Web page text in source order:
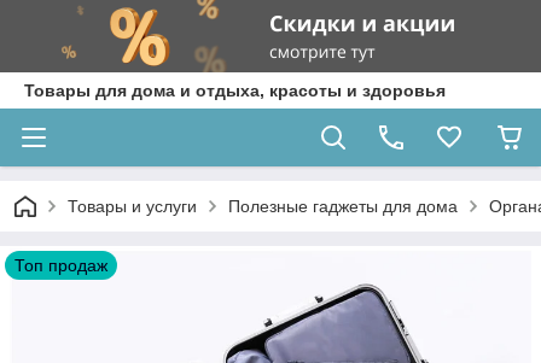
Товары для дома и отдыха, красоты и здоровья
Товары и услуги Полезные гаджеты для дома
Топ продаж